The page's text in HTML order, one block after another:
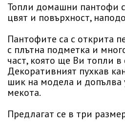
Топли домашни пантофи
цвят и повърхност,
Пантофите са с открита
с плътна подметка и
част, която ще Ви топли в
Декоративният пухкав
шик на модела и допълва
мекота.
Предлагат се в три